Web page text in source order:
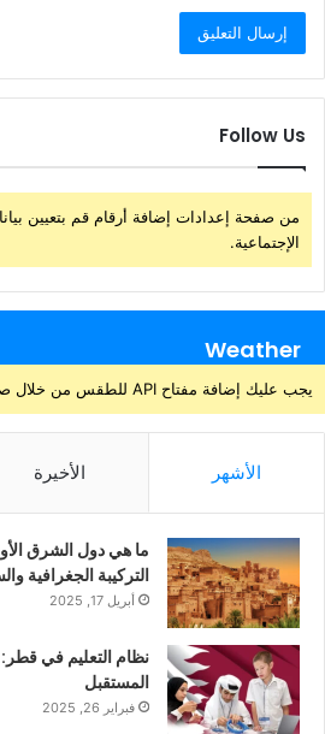
Follow Us
من صفحة إعدادات إضافة أرقام قم بتعيين
الإجتماعية.
Weather
يجب عليك إضافة مفتاح API للطقس من خلال صفحة إعدادات القالب > الدمج
الأشهر الأخيرة
ما هي دول الشرق
التركيبة الجغرافية
أبريل 17, 2025
نظام التعليم في قطر:
المستقبل
فبراير 26, 2025